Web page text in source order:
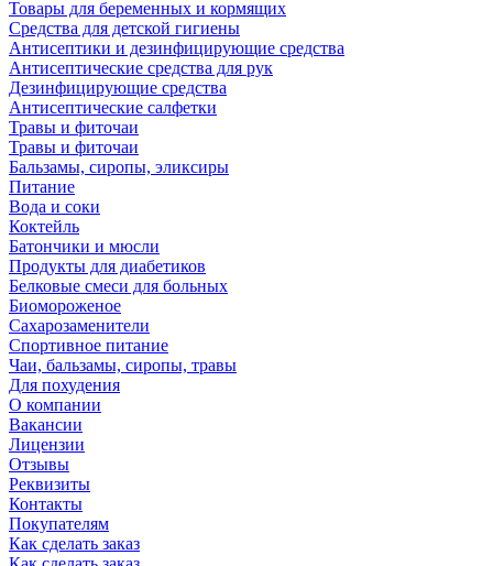
Товары для беременных и кормящих
Средства для детской гигиены
Антисептики и дезинфицирующие средства
Антисептические средства для рук
Дезинфицирующие средства
Антисептические салфетки
Травы и фиточаи
Травы и фиточаи
Бальзамы, сиропы, эликсиры
Питание
Вода и соки
Коктейль
Батончики и мюсли
Продукты для диабетиков
Белковые смеси для больных
Биомороженое
Сахарозаменители
Спортивное питание
Чаи, бальзамы, сиропы, травы
Для похудения
О компании
Вакансии
Лицензии
Отзывы
Реквизиты
Контакты
Покупателям
Как сделать заказ